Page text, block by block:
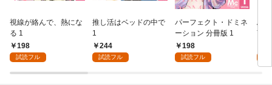
視線が絡んで、熱にな
る 1
198
試読フル
推し活はベッドの中で
1
244
試読フル
パーフェクト・ドミネ
ーション 分冊版 1
198
試読フル
ふ
言